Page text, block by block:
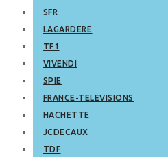
SFR
LAGARDERE
TF1
VIVENDI
SPIE
FRANCE-TELEVISIONS
HACHETTE
JCDECAUX
TDF